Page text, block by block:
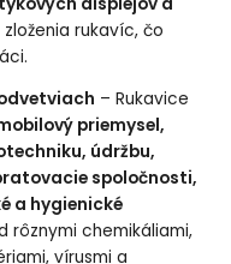
rukavíc, čo
– Rukavice
priemysel,
údržbu,
spoločnosti,
a hygienické
rôznymi chemikáliami,
vírusmi a